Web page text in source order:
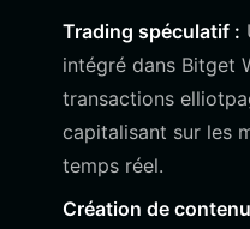
Trading spéculatif :
intégré dans Bitget
transactions
capitalisant sur les
temps réel.
Création de